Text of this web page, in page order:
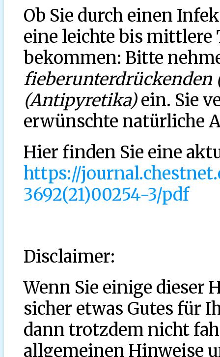
Ob Sie durch einen
eine leichte bis
bekommen: Bitte
fieberunterdrückenden
(Antipyretika)ein. Sie
erwünschte natürliche
Hier finden Sie eine
https://
3692(21)00254-3/pdf
Disclaimer:
Wenn Sie einige dieser
sicher etwas Gutes für
dann trotzdem nicht
allgemeinen Hinweise